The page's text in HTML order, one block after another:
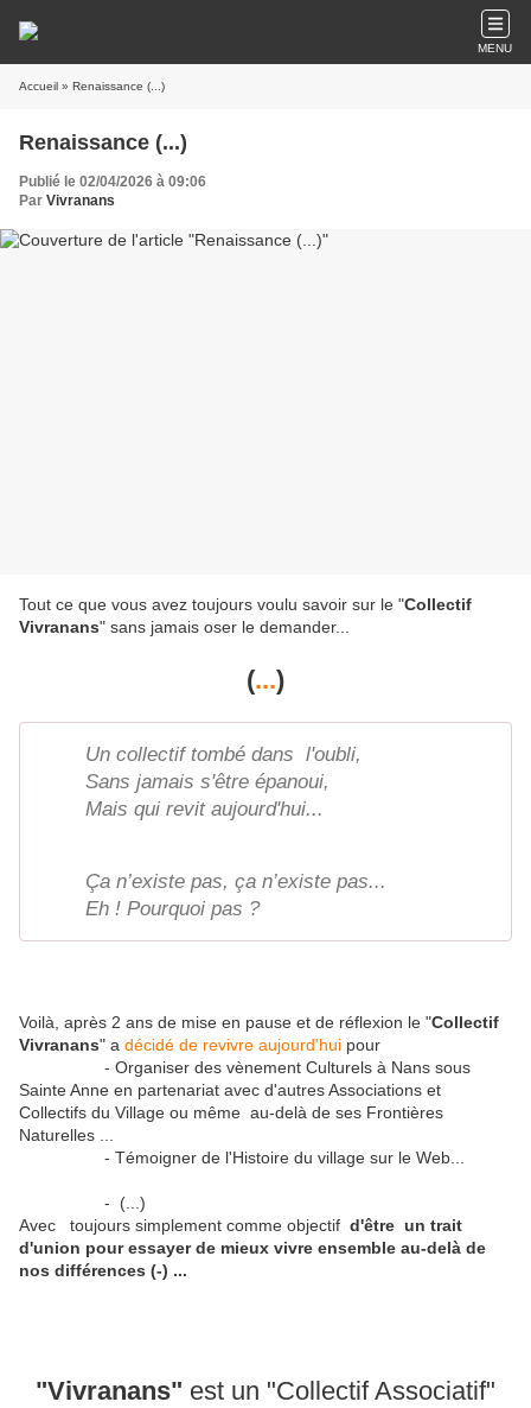
MENU
Accueil » Renaissance (...)
Renaissance (...)
Publié le 02/04/2026 à 09:06
Par Vivranans
Tout ce que vous avez toujours voulu savoir sur le "Collectif
Vivranans" sans jamais oser le demander...
(...)
Un collectif tombé dans l'oubli,
Sans jamais s'être épanoui,
Mais qui revit aujourd'hui...
Ça n’existe pas, ça n’existe pas...
Eh ! Pourquoi pas ?
Voilà, après 2 ans de mise en pause et de réflexion le "Collectif
Vivranans" a décidé de revivre aujourd'hui pour
- Organiser des vènement Culturels à Nans sous
Sainte Anne en partenariat avec d'autres Associations et
Collectifs du Village ou même au-delà de ses Frontières
Naturelles ...
- Témoigner de l'Histoire du village sur le Web...
- (...)
Avec toujours simplement comme objectif d'être un trait
d'union pour essayer de mieux vivre ensemble au-delà de
nos différences (-) ...
"Vivranans" est un "Collectif Associatif"